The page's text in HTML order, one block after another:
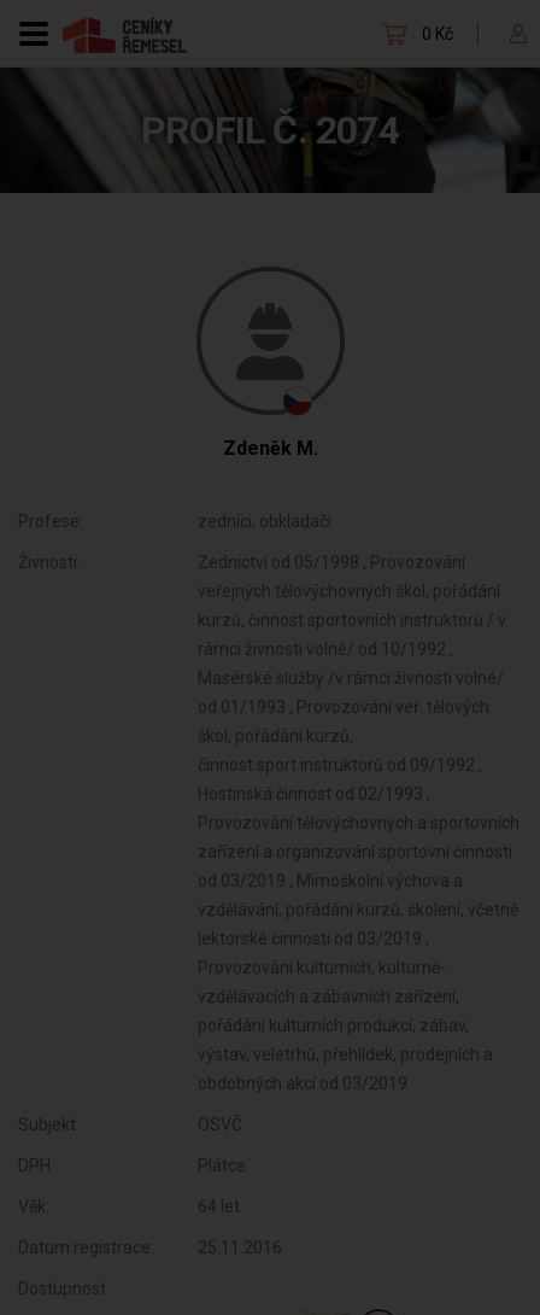
0 Kč
PROFIL Č. 2074
Zdeněk M.
Profese: zedníci, obkladači
Živnosti:
Zednictví od 05/1998 , Provozování
veřejných tělovýchovných škol, pořádání
kurzů, činnost sportovních instruktorů / v
rámci živnosti volné/ od 10/1992 ,
Masérské služby /v rámci živnosti volné/
od 01/1993 , Provozování veř. tělových.
škol, pořádání kurzů,
činnost.sport.instruktorů od 09/1992 ,
Hostinská činnost od 02/1993 ,
Provozování tělovýchovných a sportovních
zařízení a organizování sportovní činnosti
od 03/2019 , Mimoškolní výchova a
vzdělávání, pořádání kurzů, školení, včetně
lektorské činnosti od 03/2019 ,
Provozování kulturních, kulturně-
vzdělávacích a zábavních zařízení,
pořádání kulturních produkcí, zábav,
výstav, veletrhů, přehlídek, prodejních a
obdobných akcí od 03/2019
Subjekt: OSVČ
DPH: Plátce
Věk: 64 let
Datum registrace: 25.11.2016
Dostupnost: